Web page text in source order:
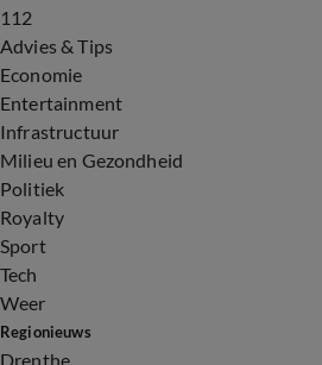
112
Advies & Tips
Economie
Entertainment
Infrastructuur
Milieu en Gezondheid
Politiek
Royalty
Sport
Tech
Weer
Regionieuws
Drenthe